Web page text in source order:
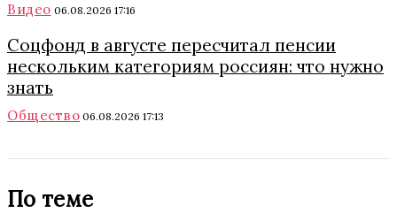
Видео 06.08.2026 17:16
Соцфонд в августе пересчитал пенсии
нескольким категориям россиян: что нужно
знать
Общество 06.08.2026 17:13
По теме